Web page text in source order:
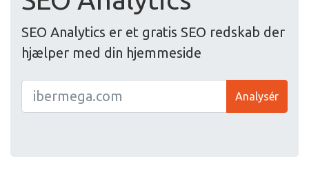
SEO Analytics er et gratis SEO redskab der
hjælper med din hjemmeside
Analysér